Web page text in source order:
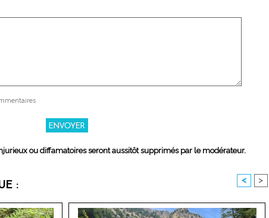
ou diffamatoires seront aussitôt supprimés par le modérateur.
: < >